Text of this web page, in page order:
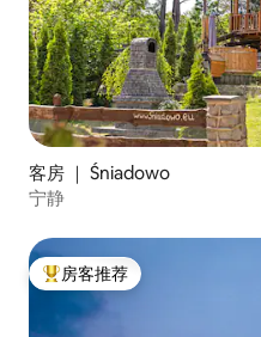
客房 ｜ Śniadowo
宁静
热门「房客推荐」
房客推荐